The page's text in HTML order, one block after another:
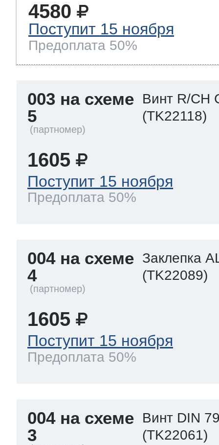
4580
Поступит 15 ноября
Предоплата 50%
003 на схеме
5
Винт R/CH
(TK22118)
1605
Поступит 15 ноября
Предоплата 50%
004 на схеме
4
Заклепка
(TK22089)
1605
Поступит 15 ноября
Предоплата 50%
004 на схеме
3
Винт DIN
(TK22061)